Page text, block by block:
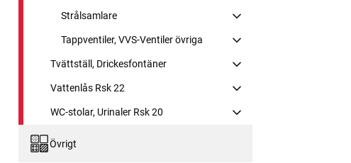
Strålsamlare
Tappventiler, VVS-Ventiler övriga
Tvättställ, Drickesfontäner
Vattenlås Rsk 22
WC-stolar, Urinaler Rsk 20
Övrigt